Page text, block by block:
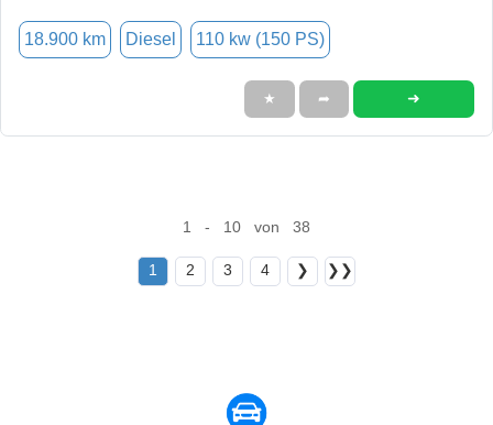
18.900 km Diesel 110 kw (150 PS)
★ ➦ ➜
1 - 10 von 38
1 2 3 4 ❯ ❯❯